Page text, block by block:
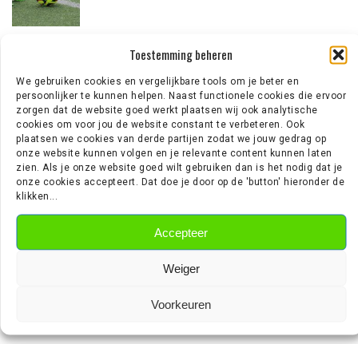
Toestemming beheren
We gebruiken cookies en vergelijkbare tools om je beter en
persoonlijker te kunnen helpen. Naast functionele cookies die ervoor
zorgen dat de website goed werkt plaatsen wij ook analytische
cookies om voor jou de website constant te verbeteren. Ook
plaatsen we cookies van derde partijen zodat we jouw gedrag op
onze website kunnen volgen en je relevante content kunnen laten
zien. Als je onze website goed wilt gebruiken dan is het nodig dat je
onze cookies accepteert. Dat doe je door op de 'button' hieronder de
klikken...
Accepteer
Weiger
Voorkeuren
‘AJAX IN GESPREK MET FRANSE
GROOTMACHT PARIS SAINT-GERMAIN’
EREDIVISIE NIEUWS
Wie is Jan Virgili? De aanvaller die bij Ajax op de radar staat
‘Sunderland aast op de handtekening van Ernst Poku’
‘Ajax wil nog vijf nieuwe spelers halen’
‘PSV meldt zich in Alkmaar voor 24-jarige Troy Parrott’